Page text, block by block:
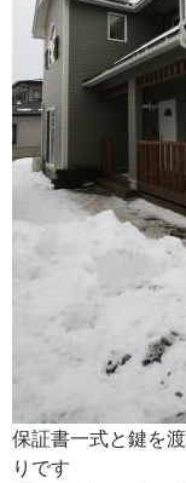
保証書一式と鍵を
りです